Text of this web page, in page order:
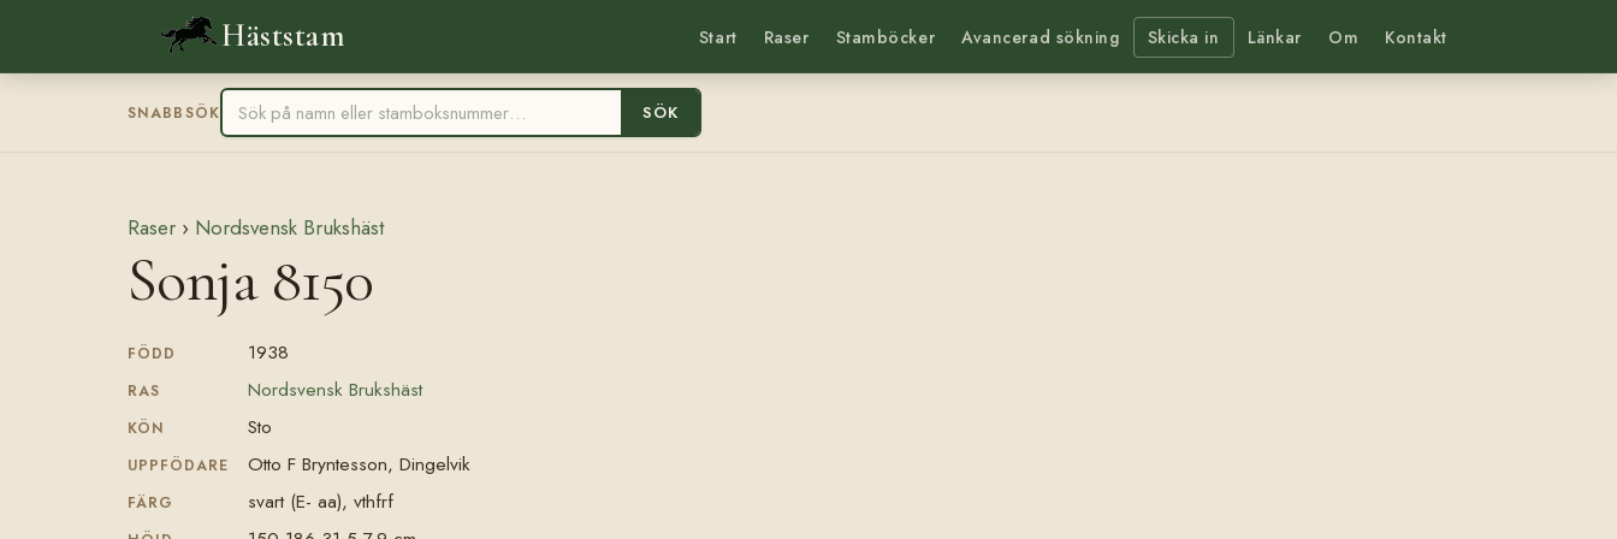
Häststam Start Raser Stamböcker Avancerad sökning Skicka in Länkar Om Kontakt
SNABBSÖK SÖK
Raser › Nordsvensk Brukshäst
Sonja 8150
FÖDD 1938
RAS Nordsvensk Brukshäst
KÖN Sto
UPPFÖDARE Otto F Bryntesson, Dingelvik
FÄRG svart (E- aa), vthfrf